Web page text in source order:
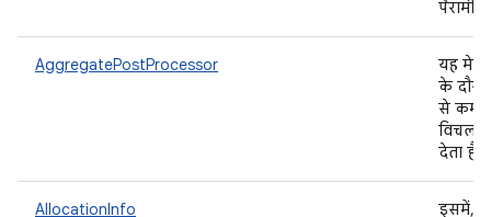
AggregatePostProcessor
यह
के
से कम,
देता है.
AllocationInfo
इसमें,